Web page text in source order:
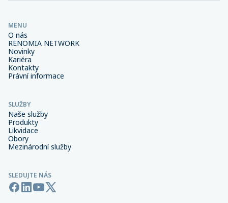
MENU
O nás
RENOMIA NETWORK
Novinky
Kariéra
Kontakty
Právní informace
SLUŽBY
Naše služby
Produkty
Likvidace
Obory
Mezinárodní služby
SLEDUJTE NÁS